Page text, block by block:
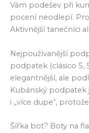
Vám podešev při
pocení neodlepí.
Aktivnější tanečníci
Nejpoužívanější
podpatek (clásico 5,
elegantnější, ale
Kubánský podpatek
i „více dupe“,
Šířka bot? Boty na